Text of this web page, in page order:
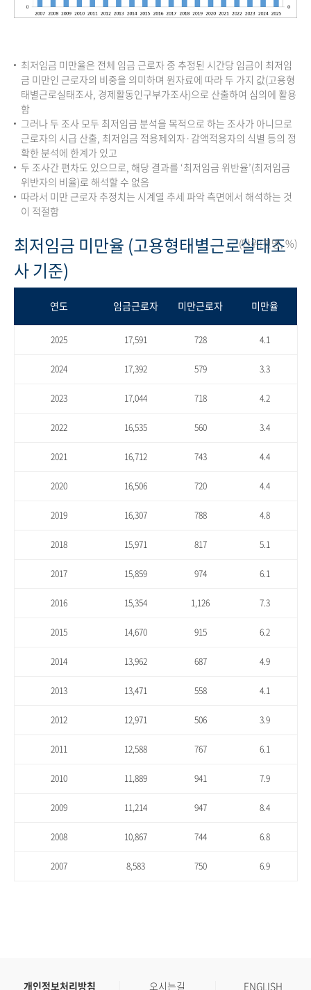
최저임금 미만율은 전체 임금 근로자 중 추정된 시간당 임금이 최저임
금 미만인 근로자의 비중을 의미하며 원자료에 따라 두 가지 값(고용형
태별근로실태조사, 경제활동인구부가조사)으로 산출하여 심의에 활용
함
그러나 두 조사 모두 최저임금 분석을 목적으로 하는 조사가 아니므로
근로자의 시급 산출, 최저임금 적용제외자·감액적용자의 식별 등의 정
확한 분석에 한계가 있고
두 조사간 편차도 있으므로, 해당 결과를 ‘최저임금 위반율’(최저임금
위반자의 비율)로 해석할 수 없음
따라서 미만 근로자 추정치는 시계열 추세 파악 측면에서 해석하는 것
이 적절함
최저임금 미만율 (고용형태별근로실태조
사 기준)
(단위:천명, %)
연도 임금근로자 미만근로자 미만율
2025 17,591 728 4.1
2024 17,392 579 3.3
2023 17,044 718 4.2
2022 16,535 560 3.4
2021 16,712 743 4.4
2020 16,506 720 4.4
2019 16,307 788 4.8
2018 15,971 817 5.1
2017 15,859 974 6.1
2016 15,354 1,126 7.3
2015 14,670 915 6.2
2014 13,962 687 4.9
2013 13,471 558 4.1
2012 12,971 506 3.9
2011 12,588 767 6.1
2010 11,889 941 7.9
2009 11,214 947 8.4
2008 10,867 744 6.8
2007 8,583 750 6.9
개인정보처리방침 오시는길 ENGLISH